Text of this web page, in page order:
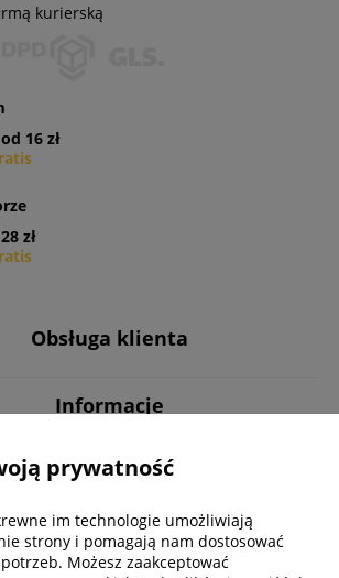
kurierską
od 16 zł
28 zł
Obsługa klienta
Informacje
Twoje konto
Biuro obsługi klienta
prywatność
im technologie umożliwiają
strony i pomagają nam dostosować
Możesz zaakceptować